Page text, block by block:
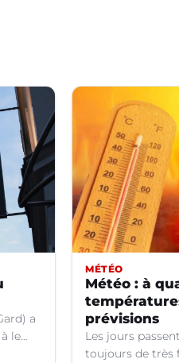
a
le
MÉTÉO
Météo : à
prévisions
Les jours
toujours de très